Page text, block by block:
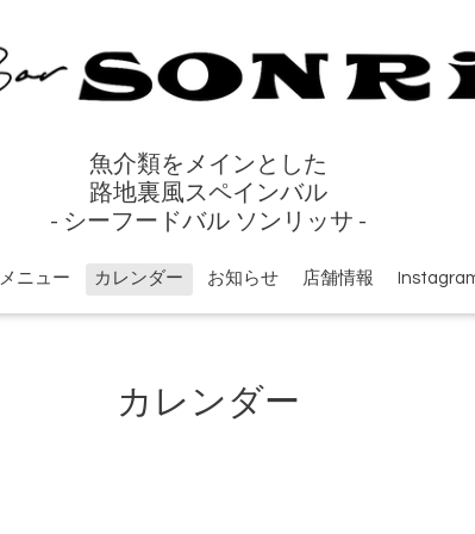
魚介類をメインとした
路地裏風スペインバル
- シーフードバル ソンリッサ -
メニュー カレンダー お知らせ 店舗情報
カレンダー